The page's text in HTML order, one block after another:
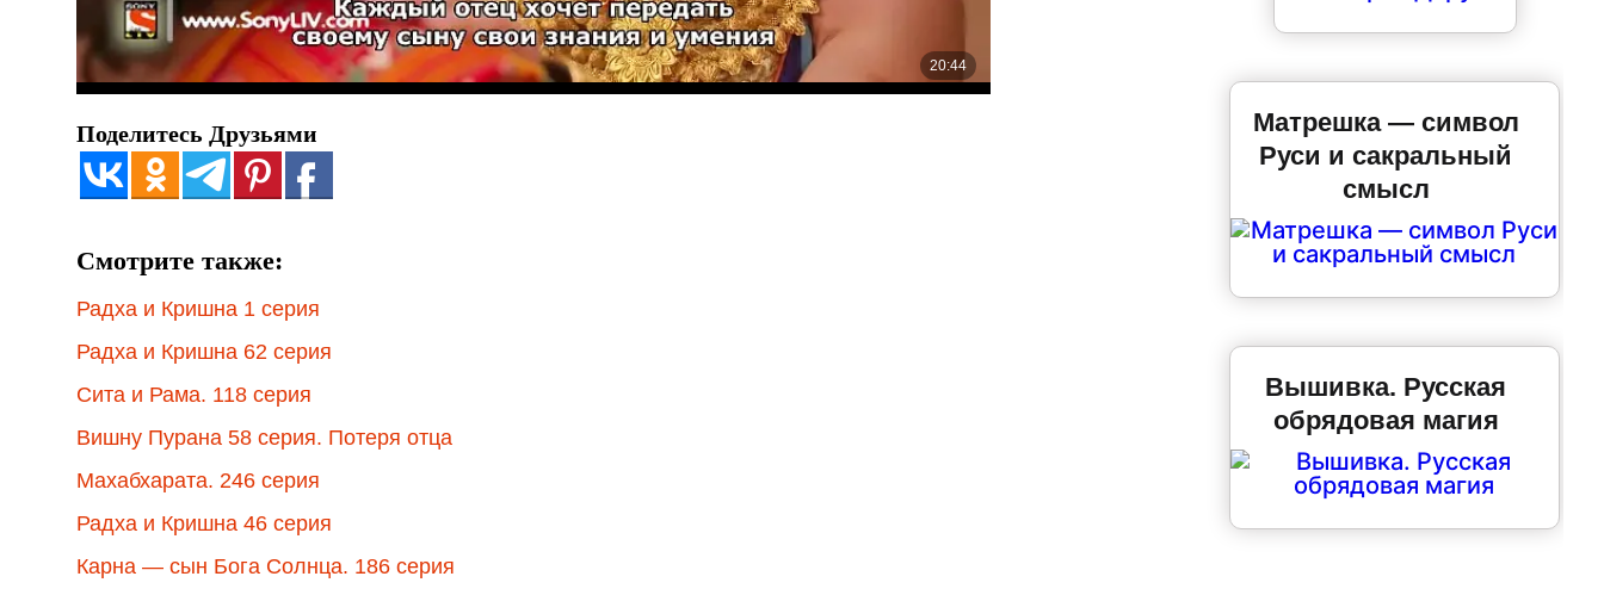
Поделитесь Друзьями
Смотрите также:
Радха и Кришна 1 серия
Радха и Кришна 62 серия
Сита и Рама. 118 серия
Вишну Пурана 58 серия. Потеря отца
Махабхарата. 246 серия
Радха и Кришна 46 серия
Карна — сын Бога Солнца. 186 серия
Матрешка — символ
Руси и сакральный
смысл
Вышивка. Русская
обрядовая магия